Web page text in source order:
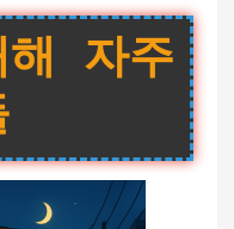
해 자주